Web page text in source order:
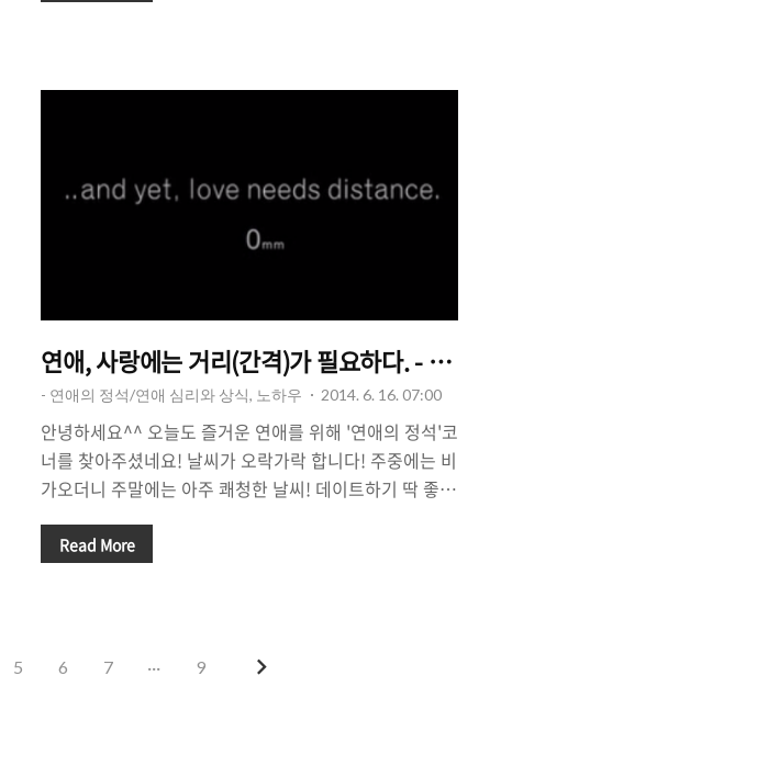
이 아닐까 하는 생각을 해 봅니다. 많은 남자들이 '연애'를
'어떤 선물을 하면 좋아할까'와 같은 고민을 하곤 합니다.
그렇지만 명심해야 할 것은..
연애, 사랑에는 거리(간격)가 필요하다. - 사랑에 필요한 거리.
- 연애의 정석/연애 심리와 상식, 노하우 2014. 6. 16. 07:00
안녕하세요^^ 오늘도 즐거운 연애를 위해 '연애의 정석'코
너를 찾아주셨네요! 날씨가 오락가락 합니다! 주중에는 비
가오더니 주말에는 아주 쾌청한 날씨! 데이트하기 딱 좋은
껴지는 게 습도가 낮아서 상쾌함이 느껴지는 날씨였습니
면 좋겠다는 생각을 많이 하겠지만, 사랑에는 약간의 '거
Read More
5 6 7 ··· 9
다